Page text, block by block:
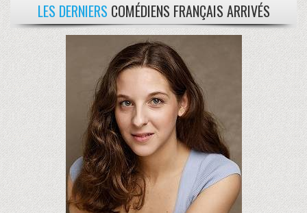
LES DERNIERS COMÉDIENS FRANÇAIS ARRIVÉS